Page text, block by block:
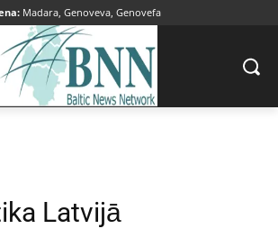
Madara, Genoveva, Genovefa
Latvijā